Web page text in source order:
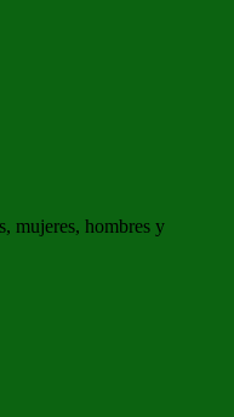
mujeres, hombres y